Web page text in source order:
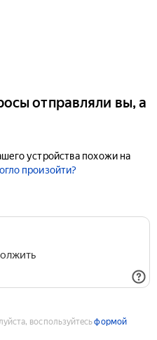
отправляли вы, а
устройства похожи на
произойти?
воспользуйтесьформой